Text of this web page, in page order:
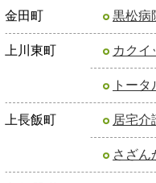
金田町 黒松病
上川東町 カクイ
トー
上長飯町 居宅介
さざん